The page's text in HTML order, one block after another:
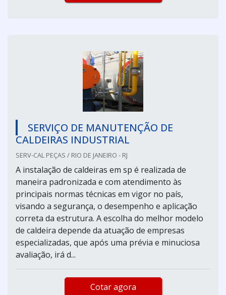
SERVIÇO DE MANUTENÇÃO DE
CALDEIRAS INDUSTRIAL
SERV-CAL PEÇAS / RIO DE JANEIRO - RJ
A instalação de caldeiras em sp é realizada de
maneira padronizada e com atendimento às
principais normas técnicas em vigor no país,
visando a segurança, o desempenho e aplicação
correta da estrutura. A escolha do melhor modelo
de caldeira depende da atuação de empresas
especializadas, que após uma prévia e minuciosa
avaliação, irá d...
Cotar agora